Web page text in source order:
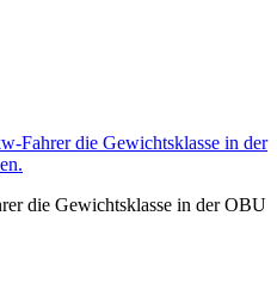
Fahrer die Gewichtsklasse in der
die Gewichtsklasse in der OBU